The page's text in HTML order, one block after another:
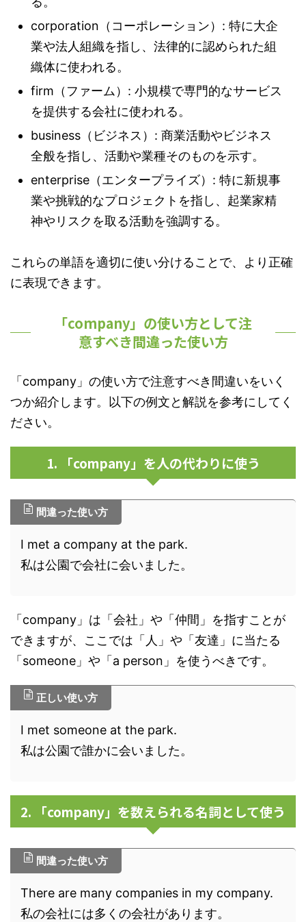
corporation（コーポレーション）: 特に大企
業や法人組織を指し、法律的に認められた組
織体に使われる。
firm（ファーム）: 小規模で専門的なサービス
を提供する会社に使われる。
business（ビジネス）: 商業活動やビジネス
全般を指し、活動や業種そのものを示す。
enterprise（エンタープライズ）: 特に新規事
業や挑戦的なプロジェクトを指し、起業家精
神やリスクを取る活動を強調する。
これらの単語を適切に使い分けることで、より正確
に表現できます。
「company」の使い方として注
意すべき間違った使い方
「company」の使い方で注意すべき間違いをいく
つか紹介します。以下の例文と解説を参考にしてく
ださい。
1. 「company」を人の代わりに使う
間違った使い方
I met a company at the park.
私は公園で会社に会いました。
「company」は「会社」や「仲間」を指すことが
できますが、ここでは「人」や「友達」に当たる
「someone」や「a person」を使うべきです。
正しい使い方
I met someone at the park.
私は公園で誰かに会いました。
2. 「company」を数えられる名詞として使う
間違った使い方
There are many companies in my company.
私の会社には多くの会社があります。